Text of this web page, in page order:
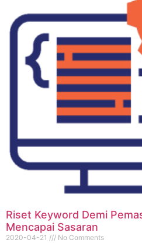
Riset Keyword Demi
Mencapai Sasaran
2020-04-21 No Comments